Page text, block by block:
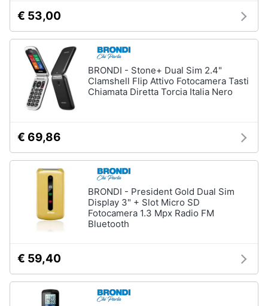
Fotografia
Casalinghi
Abbigliamento
Animali
Motori
Libri,
dvd
Festività
€ 53,00
BRONDI - Stone+ Dual Sim 2.4"
Clamshell Flip Attivo Fotocamera Tasti
Chiamata Diretta Torcia Italia Nero
€ 69,86
BRONDI - President Gold Dual Sim
Display 3" + Slot Micro SD
Fotocamera 1.3 Mpx Radio FM
Bluetooth
€ 59,40